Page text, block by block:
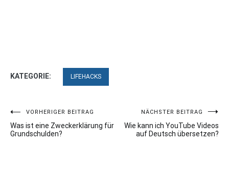
KATEGORIE: LIFEHACKS
Beitragsnavigation
VORHERIGER BEITRAG
Was ist eine Zweckerklärung für
Grundschulden?
NÄCHSTER BEITRAG
Wie kann ich YouTube Videos
auf Deutsch übersetzen?